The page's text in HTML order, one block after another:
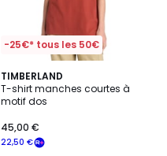
-25€* tous les 50€
TIMBERLAND
T-shirt manches courtes à
motif dos
22,50 €
45,00 €